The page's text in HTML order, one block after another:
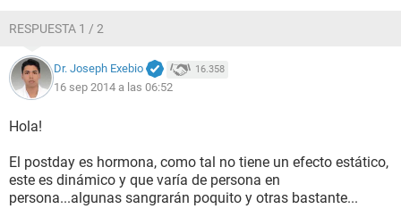
RESPUESTA 1 / 2
Dr. Joseph Exebio 16.358
16 sep 2014 a las 06:52
Hola!
El postday es hormona, como tal no tiene un efecto estático,
este es dinámico y que varía de persona en
persona...algunas sangrarán poquito y otras bastante...